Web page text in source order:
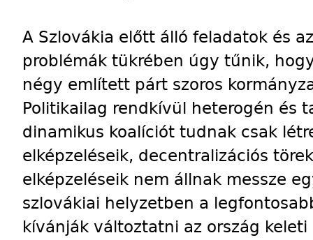
A Szlovákia előtt álló feladatok és
problémák tükrében úgy tűnik,
négy említett párt szoros
Politikailag rendkívül heterogén és
dinamikus koalíciót tudnak csak
elképzeléseik, decentralizációs
elképzeléseik nem állnak messze
szlovákiai helyzetben a
kívánják változtatni az ország